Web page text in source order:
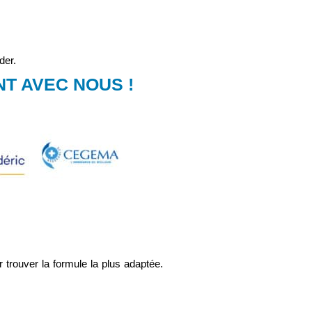
AVEC NOUS !
la formule la plus adaptée.